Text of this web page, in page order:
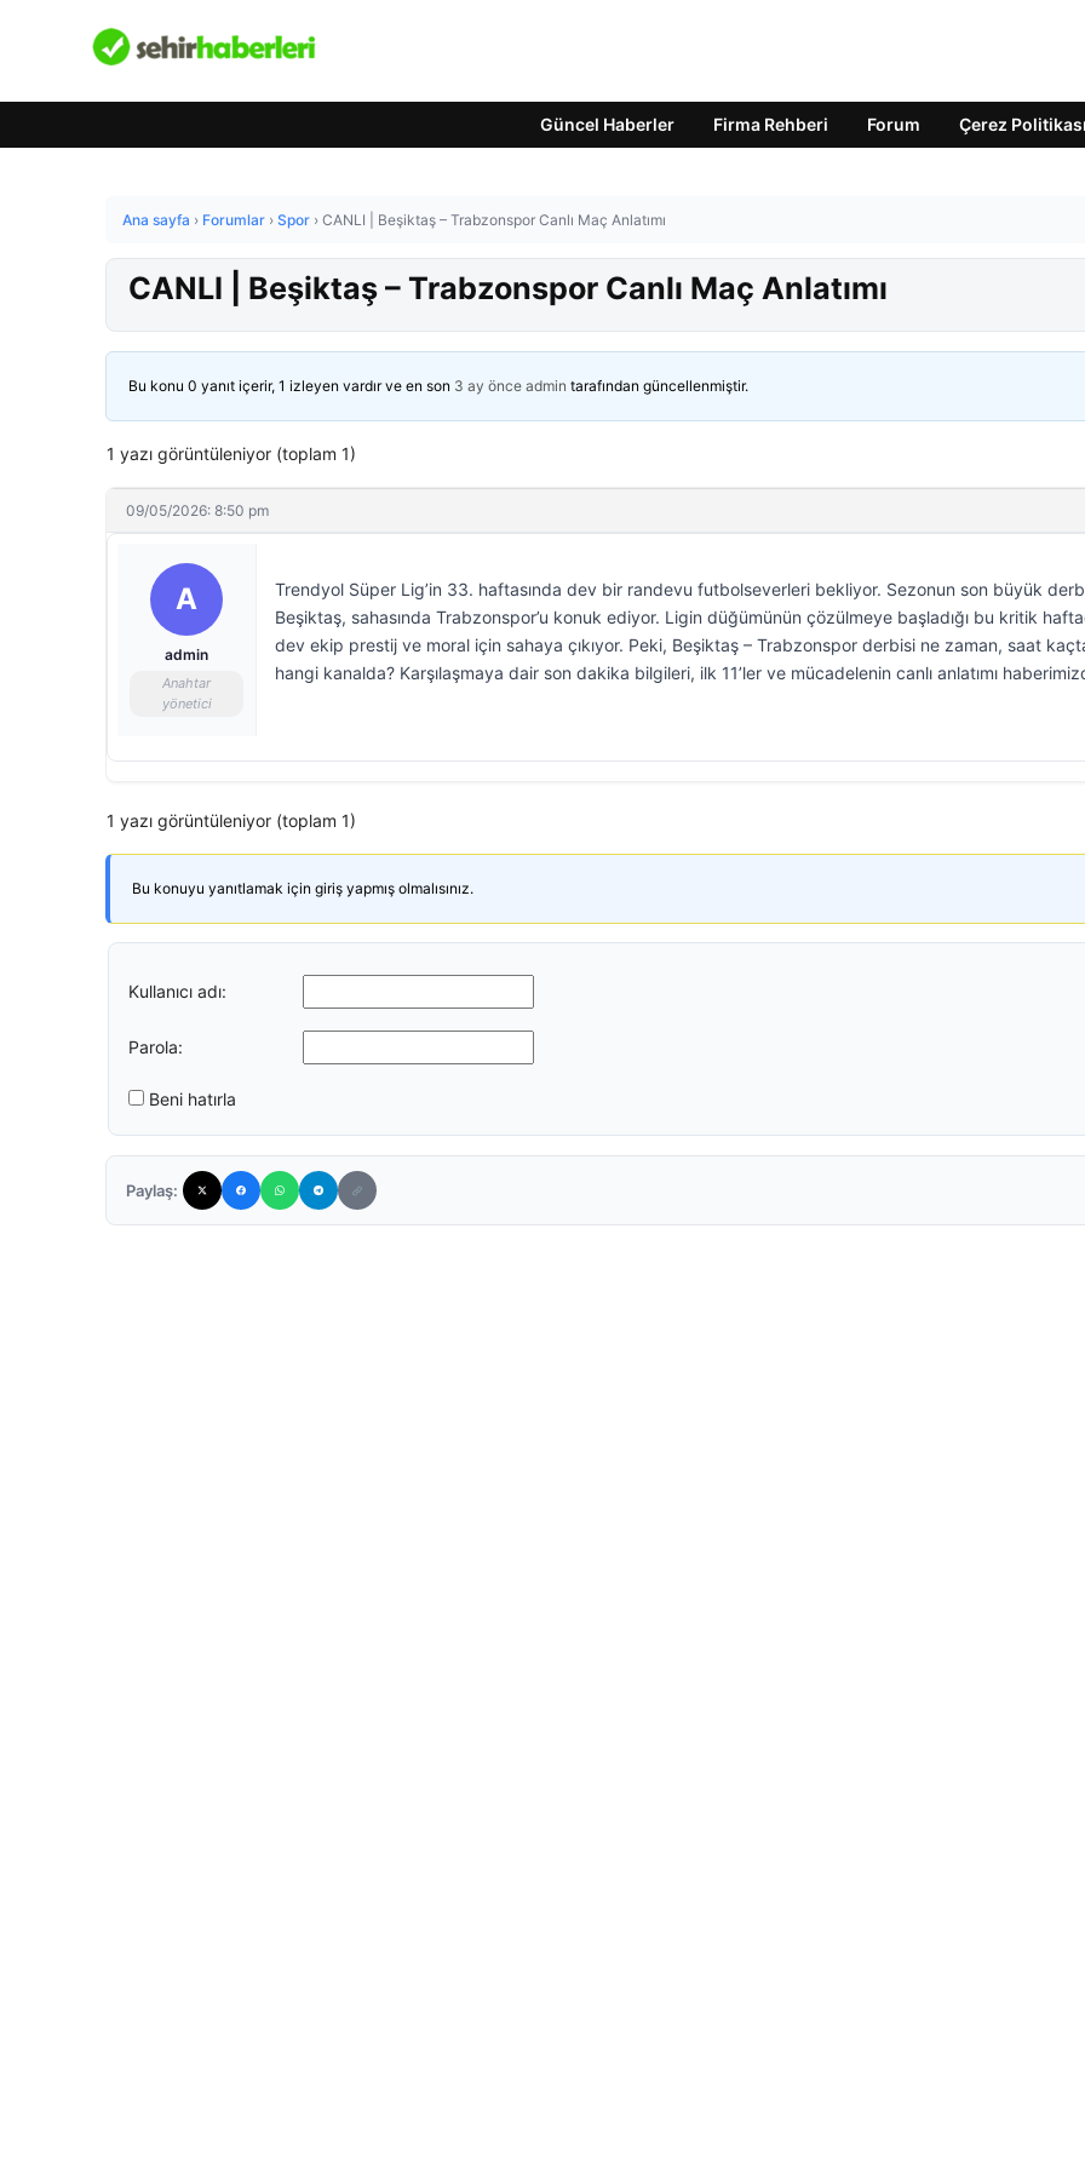
Güncel Haberler Firma Rehberi Forum Çerez Politikası
Ana sayfa › Forumlar › Spor › CANLI | Beşiktaş – Trabzonspor Canlı Maç Anlatımı
CANLI | Beşiktaş – Trabzonspor Canlı Maç Anlatımı
Bu konu 0 yanıt içerir, 1 izleyen vardır ve en son 3 ay önce admin tarafından güncellenmiştir.
1 yazı görüntüleniyor (toplam 1)
09/05/2026: 8:50 pm
A
admin
Anahtar
yönetici
Trendyol Süper Lig’in 33. haftasında dev bir randevu futbolseverleri bekliyor. Sezonun son büyük
Beşiktaş, sahasında Trabzonspor’u konuk ediyor. Ligin düğümünün çözülmeye başladığı bu kritik
dev ekip prestij ve moral için sahaya çıkıyor. Peki, Beşiktaş – Trabzonspor derbisi ne zaman, saat
hangi kanalda? Karşılaşmaya dair son dakika bilgileri, ilk 11’ler ve mücadelenin canlı anlatımı
1 yazı görüntüleniyor (toplam 1)
Bu konuyu yanıtlamak için giriş yapmış olmalısınız.
Kullanıcı adı:
Parola:
Beni hatırla
Paylaş: